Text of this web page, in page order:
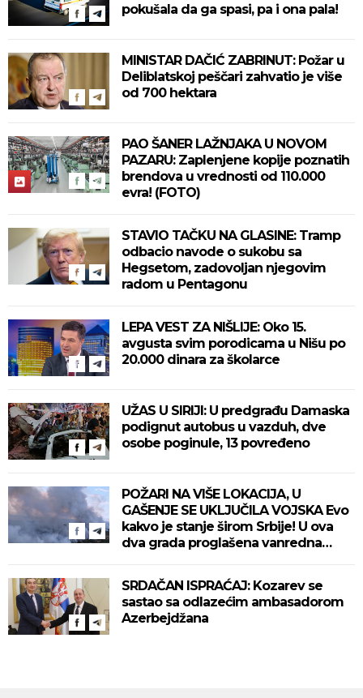
pokušala da ga spasi, pa i ona pala!
MINISTAR DAČIĆ ZABRINUT: Požar u
Deliblatskoj peščari zahvatio je više
od 700 hektara
PAO ŠANER LAŽNJAKA U NOVOM
PAZARU: Zaplenjene kopije poznatih
brendova u vrednosti od 110.000
evra! (FOTO)
STAVIO TAČKU NA GLASINE: Tramp
odbacio navode o sukobu sa
Hegsetom, zadovoljan njegovim
radom u Pentagonu
LEPA VEST ZA NIŠLIJE: Oko 15.
avgusta svim porodicama u Nišu po
20.000 dinara za školarce
UŽAS U SIRIJI: U predgrađu Damaska
podignut autobus u vazduh, dve
osobe poginule, 13 povređeno
POŽARI NA VIŠE LOKACIJA, U
GAŠENJE SE UKLJUČILA VOJSKA Evo
kakvo je stanje širom Srbije! U ova
dva grada proglašena vanredna
SRDAČAN ISPRAĆAJ: Kozarev se
sastao sa odlazećim ambasadorom
Azerbejdžana